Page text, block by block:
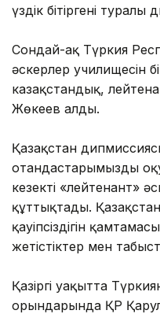
үздік бітіргені
Сондай-ақ Түркия
әскерлер училищесін
казақстандық,
Жөкеев алды.
Қазақстан
отандастарымызды
кезекті «лейтенант»
құттықтады.
қауіпсіздігін
жетістіктер мен
Қазіргі уақытта
орындарында ҚР